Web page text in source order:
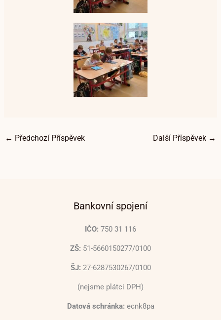
← Předchozí Příspěvek Další Příspěvek →
Bankovní spojení
IČO: 750 31 116
ZŠ: 51-5660150277/0100
ŠJ: 27-6287530267/0100
(nejsme plátci DPH)
Datová schránka: ecnk8pa